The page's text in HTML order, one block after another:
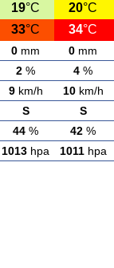
19°C 20°C
33°C 34°C
0 mm 0 mm
2 % 4 %
9km/h 10km/h
S S
44 % 42 %
1013 hpa 1011hpa